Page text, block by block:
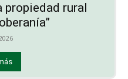
propiedad rural